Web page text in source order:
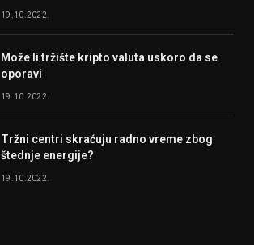
19.10.2022.
Može li tržište kripto valuta uskoro da se
oporavi
19.10.2022.
Tržni centri skraćuju radno vreme zbog
štednje energije?
19.10.2022.